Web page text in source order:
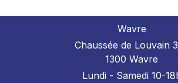
Wavre
Chaussée de Louvain
1300 Wavre
Lundi - Samedi 10-